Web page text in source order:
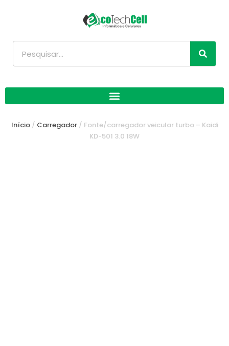
Início/ Carregador/ Fonte/carregador veicular turbo – Kaidi
KD-501 3.0 18W